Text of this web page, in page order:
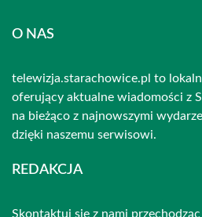
O NAS
telewizja.starachowice.pl to
oferujący aktualne wiadomości z
na bieżąco z najnowszymi
dzięki naszemu serwisowi.
REDAKCJA
Skontaktuj się z nami